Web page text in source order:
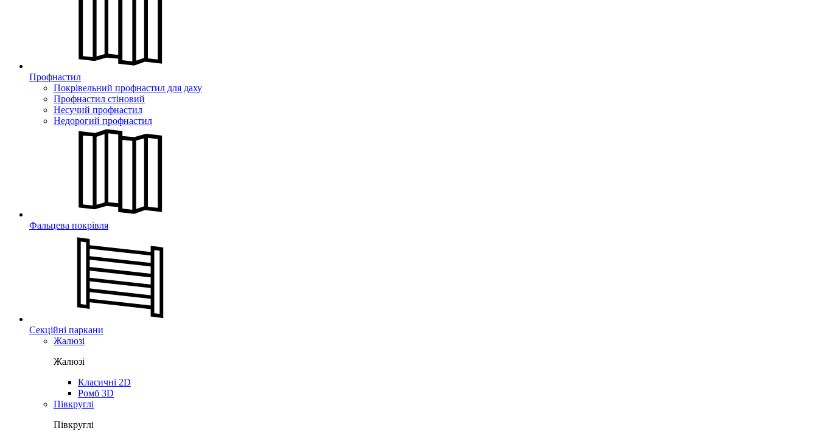
Профнастил
Покрівельний профнастил для даху
Профнастил стіновий
Несучий профнастил
Недорогий профнастил
Фальцева покрівля
Секційні паркани
Жалюзі
Жалюзі
Класичні 2D
Ромб 3D
Півкруглі
Півкруглі